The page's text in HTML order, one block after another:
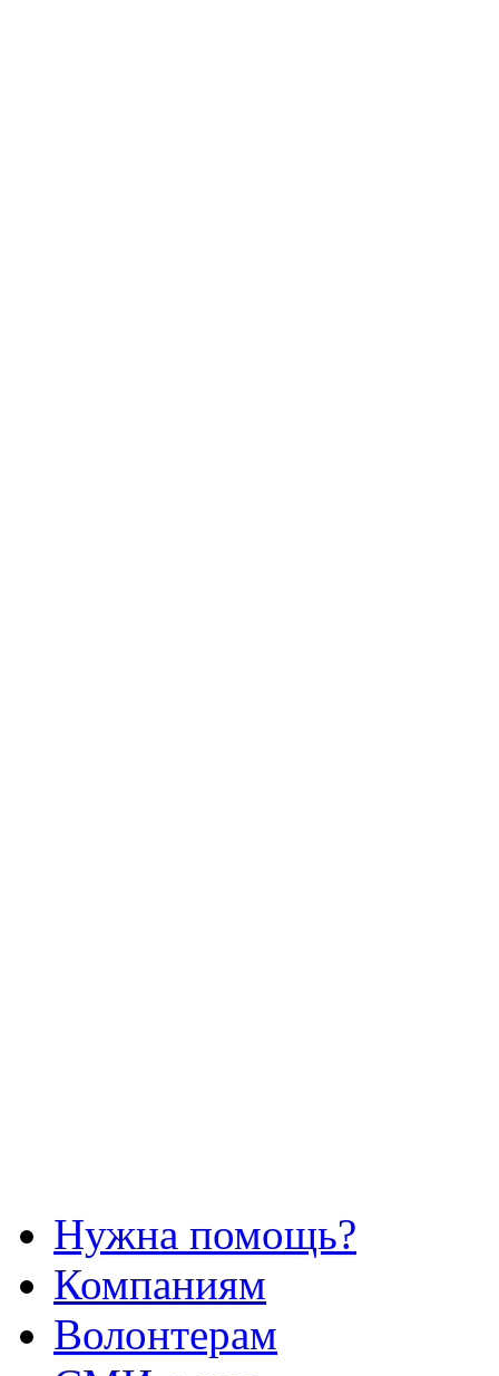
Нужна помощь?
Компаниям
Волонтерам